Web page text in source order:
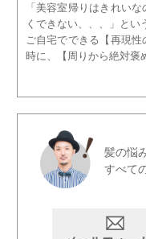
「美容室帰りはきれい
くできない、、、」とい
ご自宅でできる【再現
時に、【周りから絶対褒
髪の悩
すべて